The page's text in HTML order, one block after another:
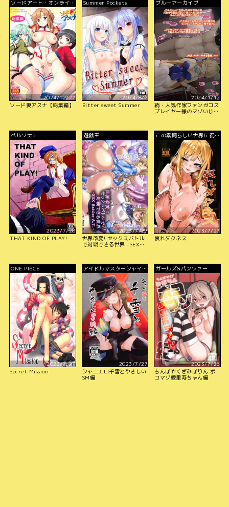
ソードアート・オンライ
ン
2024/12/22
ソード妻アスナ【総集編】
Summer Pockets
2024/8/7
Bitter sweet Summer
ブルーアーカイブ
2024/1/12
続・人気作家ファンガコス
プレイヤー様のマゾいじめ
ペルソナ5
2023/7/28
THAT KIND OF PLAY!
遊戯王
2023/7/27
世界改変! セックスバトル
で対戦できる世界 -SEX
この素晴らしい世界に祝福
2023/7/27
哀れダクネス
ONE PIECE
2023/7/27
Secret Mission
アイドルマスターシャイニ
ーカラーズ
2023/7/27
シャニエロ千雪とやさしい
SM編
ガールズ&パンツァー
2023/7/26
ちんぽやくざみぽりん ボ
コマゾ愛里寿ちゃん編